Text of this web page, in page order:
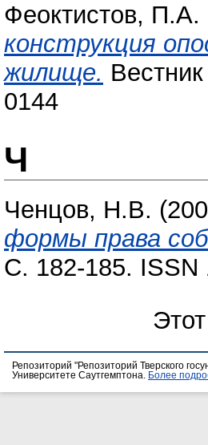
Феоктистов, П.А.
конструкция
жилище.
0144
Ч
Ченцов, Н.В.
формы права
С. 182-185. ISSN
Репозиторий "Репозиторий Тверского
Университете Саутгемптона. Более